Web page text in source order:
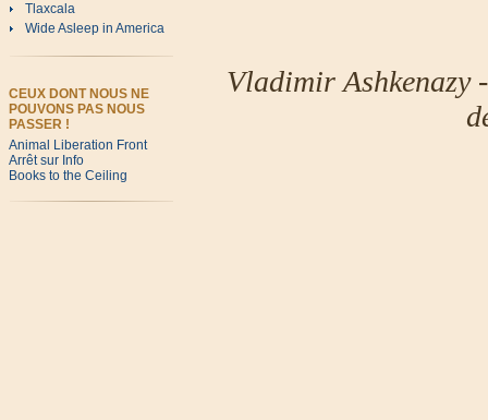
Tlaxcala
Wide Asleep in America
CEUX DONT NOUS NE
POUVONS PAS NOUS
PASSER !
Animal Liberation Front
Arrêt sur Info
Books to the Ceiling
Vladimir Ashkenazy